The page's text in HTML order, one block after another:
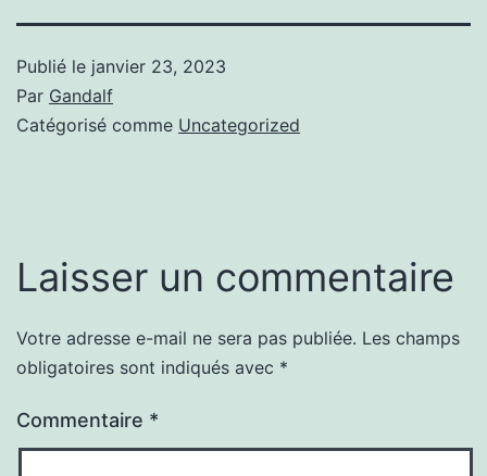
Publié le janvier 23, 2023
Par Gandalf
Catégorisé comme Uncategorized
Laisser un commentaire
Votre adresse e-mail ne sera pas publiée. Les champs
obligatoires sont indiqués avec *
Commentaire *